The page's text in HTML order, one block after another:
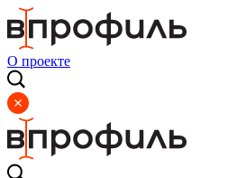
О проекте